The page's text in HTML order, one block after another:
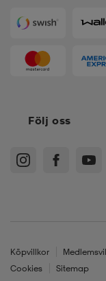
Följ oss
Köpvillkor
Cookies
Sitemap